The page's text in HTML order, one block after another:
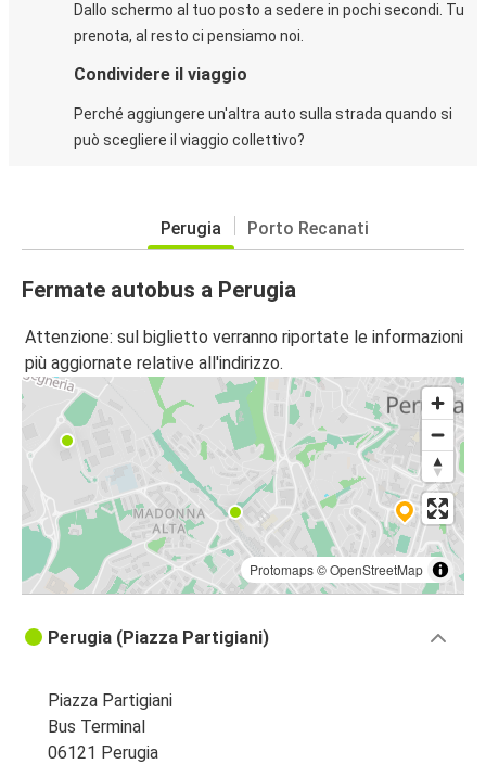
Dallo schermo al tuo posto a sedere in pochi secondi. Tu
prenota, al resto ci pensiamo noi.
Condividere il viaggio
Perché aggiungere un'altra auto sulla strada quando si
può scegliere il viaggio collettivo?
Perugia Porto Recanati
Fermate autobus a Perugia
Attenzione: sul biglietto verranno riportate le informazioni
più aggiornate relative all'indirizzo.
Protomaps©OpenStreetMap
Perugia (Piazza Partigiani)
Piazza Partigiani
Bus Terminal
06121 Perugia